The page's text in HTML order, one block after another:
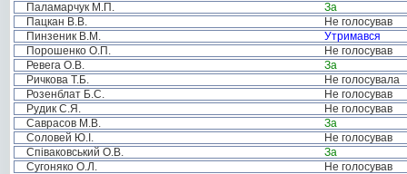
Паламарчук М.П.
За
Пацкан В.В.
Не голосував
Пинзеник В.М.
Утримався
Порошенко О.П.
Не голосував
Ревега О.В.
За
Ричкова Т.Б.
Не голосувала
Розенблат Б.С.
Не голосував
Рудик С.Я.
Не голосував
Саврасов М.В.
За
Соловей Ю.І.
Не голосував
Співаковський О.В.
За
Сугоняко О.Л.
Не голосував